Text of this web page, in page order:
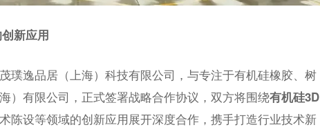
新应用
璞逸品居（上海）科技有限公司，与专注于有机硅橡胶、树
）有限公司，正式签署战略合作协议，双方将围绕有机硅3D
术陈设等领域的创新应用展开深度合作，携手打造行业技术新